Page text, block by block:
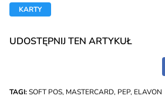
KARTY
UDOSTĘPNIJ TEN ARTYKUŁ
TAGI:SOFT POS, MASTERCARD, PEP, ELAVON